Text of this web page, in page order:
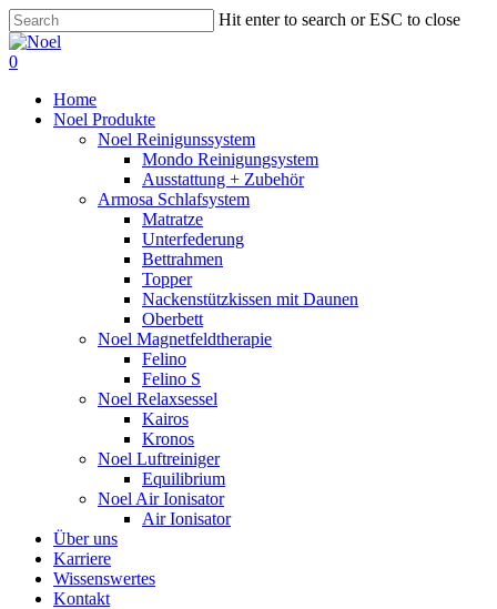
Skip
to
main
Hit enter to search or ESC to close
Close
Search
0
Home
Noel Produkte
Noel Reinigunssystem
Mondo Reinigungsystem
Ausstattung + Zubehör
Armosa Schlafsystem
Matratze
Unterfederung
Bettrahmen
Topper
Nackenstützkissen mit Daunen
Oberbett
Noel Magnetfeldtherapie
Felino
Felino S
Noel Relaxsessel
Kairos
Kronos
Noel Luftreiniger
Equilibrium
Noel Air Ionisator
Air Ionisator
Über uns
Karriere
Wissenswertes
Kontakt